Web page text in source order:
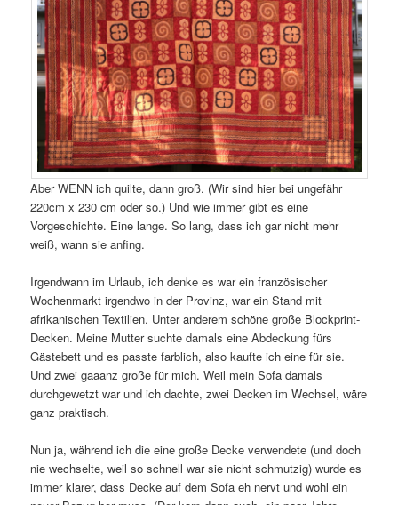
Aber WENN ich quilte, dann groß. (Wir sind hier bei ungefähr
220cm x 230 cm oder so.) Und wie immer gibt es eine
Vorgeschichte. Eine lange. So lang, dass ich gar nicht mehr
weiß, wann sie anfing.
Irgendwann im Urlaub, ich denke es war ein französischer
Wochenmarkt irgendwo in der Provinz, war ein Stand mit
afrikanischen Textilien. Unter anderem schöne große Blockprint-
Decken. Meine Mutter suchte damals eine Abdeckung fürs
Gästebett und es passte farblich, also kaufte ich eine für sie.
Und zwei gaaanz große für mich. Weil mein Sofa damals
durchgewetzt war und ich dachte, zwei Decken im Wechsel, wäre
ganz praktisch.
Nun ja, während ich die eine große Decke verwendete (und doch
nie wechselte, weil so schnell war sie nicht schmutzig) wurde es
immer klarer, dass Decke auf dem Sofa eh nervt und wohl ein